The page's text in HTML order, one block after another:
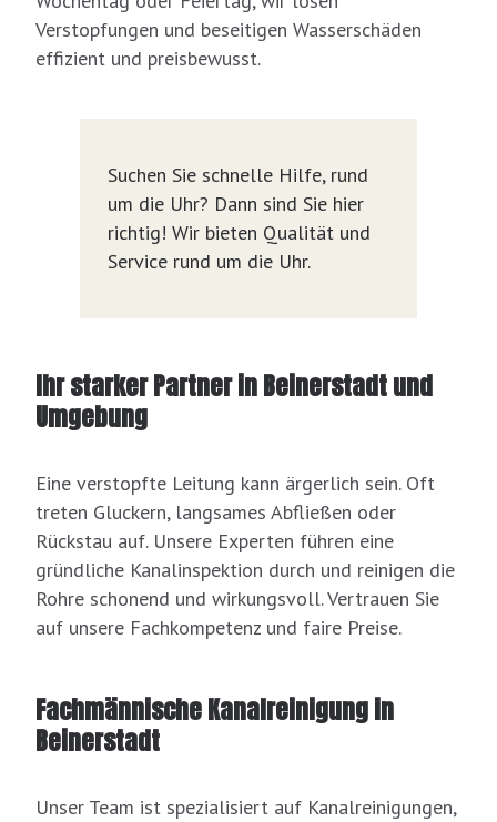
Verstopfungen und beseitigen Wasserschäden
effizient und preisbewusst.
Suchen Sie schnelle Hilfe, rund
um die Uhr? Dann sind Sie hier
richtig! Wir bieten Qualität und
Service rund um die Uhr.
Ihr starker Partner in Beinerstadt und
Umgebung
Eine verstopfte Leitung kann ärgerlich sein. Oft
treten Gluckern, langsames Abfließen oder
Rückstau auf. Unsere Experten führen eine
gründliche Kanalinspektion durch und reinigen die
Rohre schonend und wirkungsvoll. Vertrauen Sie
auf unsere Fachkompetenz und faire Preise.
Fachmännische Kanalreinigung in
Beinerstadt
Unser Team ist spezialisiert auf Kanalreinigungen,